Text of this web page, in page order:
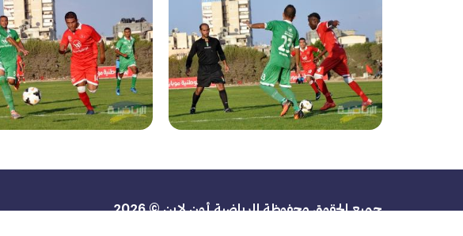
جميع الحقوق محفوظة للرياضية أون لاين © 2026